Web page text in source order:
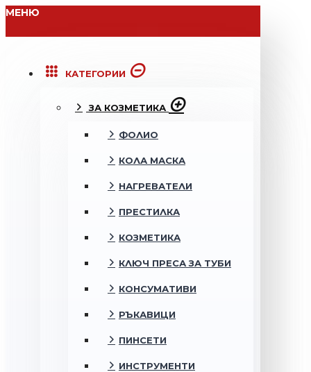
МЕНЮ
КАТЕГОРИИ
ЗА КОЗМЕТИКА
ФОЛИО
КОЛА МАСКА
НАГРЕВАТЕЛИ
ПРЕСТИЛКА
КОЗМЕТИКА
КЛЮЧ ПРЕСА ЗА ТУБИ
КОНСУМАТИВИ
РЪКАВИЦИ
ПИНСЕТИ
ИНСТРУМЕНТИ